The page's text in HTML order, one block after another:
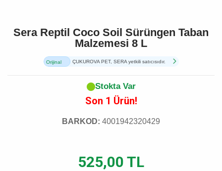
Sera Reptil Coco Soil Sürüngen Taban
Malzemesi 8 L
Orijinal
ÇUKUROVA PET, SERA yetkili satıcısıdır.
Stokta Var
Son 1 Ürün!
BARKOD: 4001942320429
525,00 TL